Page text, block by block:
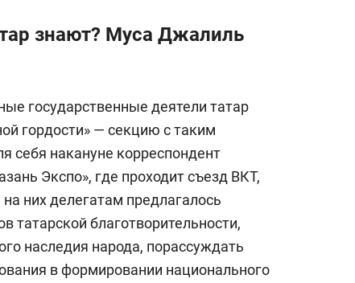
знают? Муса Джалиль
государственные деятели татар
гордости» — секцию с таким
себя накануне корреспондент
Экспо», где проходит съезд ВКТ,
них делегатам предлагалось
татарской благотворительности,
наследия народа, порассуждать
в формировании национального